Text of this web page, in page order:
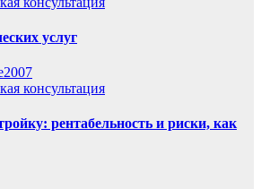
услуг
консультация
рентабельность и риски, как